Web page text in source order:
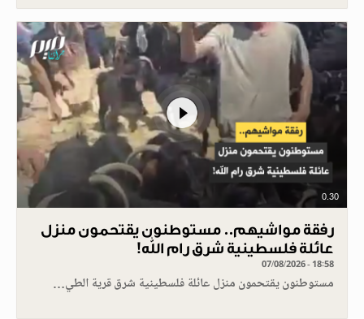
0.30
رفقة مواشيهم.. مستوطنون يقتحمون منزل
عائلة فلسطينية شرق رام الله!
07/08/2026 - 18:58
مستوطنون يقتحمون منزل عائلة فلسطينية شرق قرية الطي…